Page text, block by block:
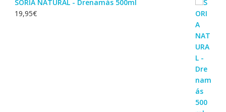
SORIA NATURAL - Drenamás 500ml
19,95€